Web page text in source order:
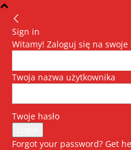
Sign in
Witamy! Zaloguj się na swoje
Twoja nazwa użytkownika
Twoje hasło
Forgot your password? Get